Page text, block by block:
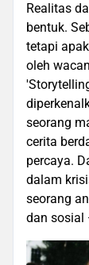
Realitas
bentuk.
tetapi
oleh
seorang
cerita
percaya.
dalam
seorang
dan sosial